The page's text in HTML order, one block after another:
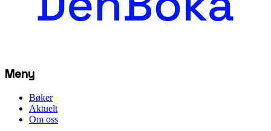
Meny
Bøker
Aktuelt
Om oss